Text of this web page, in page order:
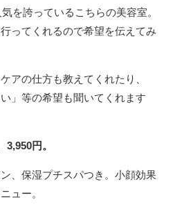
を誇っているこちらの美容室。
ってくれるので希望を伝えてみ
アの仕方も教えてくれたり、
」等の希望も聞いてくれます
3,950円。
、保湿プチスパつき。小顔効果
ュー。